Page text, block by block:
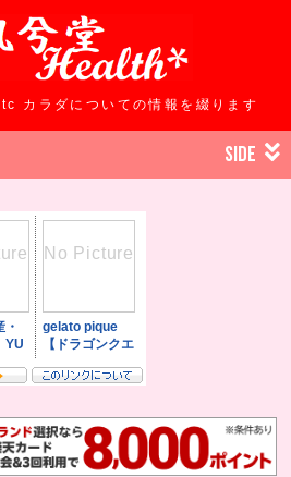
カラダについての情報を綴ります
SIDE